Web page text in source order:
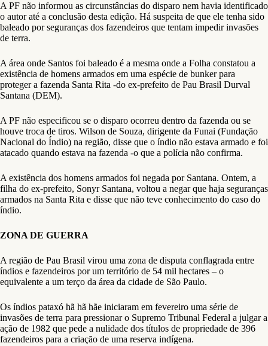
A PF não informou as circunstâncias do disparo nem havia identificado
o autor até a conclusão desta edição. Há suspeita de que ele tenha sido
baleado por seguranças dos fazendeiros que tentam impedir invasões
de terra.
A área onde Santos foi baleado é a mesma onde a Folha constatou a
existência de homens armados em uma espécie de bunker para
proteger a fazenda Santa Rita -do ex-prefeito de Pau Brasil Durval
Santana (DEM).
A PF não especificou se o disparo ocorreu dentro da fazenda ou se
houve troca de tiros. Wilson de Souza, dirigente da Funai (Fundação
Nacional do Índio) na região, disse que o índio não estava armado e foi
atacado quando estava na fazenda -o que a polícia não confirma.
A existência dos homens armados foi negada por Santana. Ontem, a
filha do ex-prefeito, Sonyr Santana, voltou a negar que haja seguranças
armados na Santa Rita e disse que não teve conhecimento do caso do
índio.
ZONA DE GUERRA
A região de Pau Brasil virou uma zona de disputa conflagrada entre
índios e fazendeiros por um território de 54 mil hectares – o
equivalente a um terço da área da cidade de São Paulo.
Os índios pataxó hã hã hãe iniciaram em fevereiro uma série de
invasões de terra para pressionar o Supremo Tribunal Federal a julgar a
ação de 1982 que pede a nulidade dos títulos de propriedade de 396
fazendeiros para a criação de uma reserva indígena.